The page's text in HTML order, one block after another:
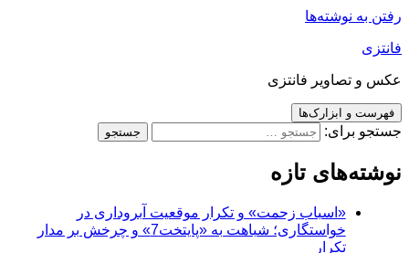
رفتن به نوشته‌ها
فانتزی
عکس و تصاویر فانتزی
فهرست و ابزارک‌ها
جستجو برای:
نوشته‌های تازه
«اسباب زحمت» و تکرار موقعیت آبروداری در
خواستگاری؛ شباهت به «پایتخت7» و چرخش بر مدار
تکرار